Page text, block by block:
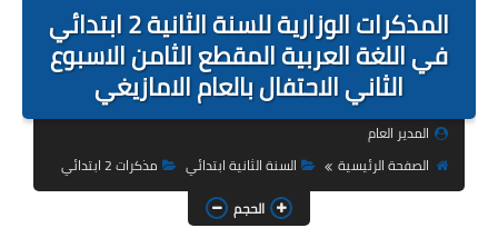
التربية التحضيرية
السنة الاولى ابتدائي
السنة الثالثة ابتدائي
المذكرات الوزارية للسنة الثانية 2 ابتدائي
في اللغة العربية المقطع الثامن الاسبوع
الثاني الاحتفال بالعام الامازيغي
المدير العام
الصفحة الرئيسية
السنة الثانية ابتدائي
مذكرات 2 ابتدائي
الحجم